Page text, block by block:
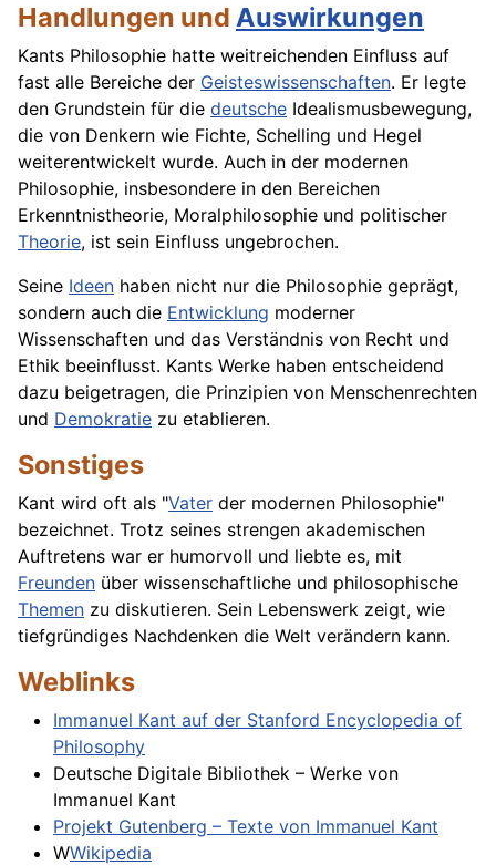
Handlungen und Auswirkungen
Kants Philosophie hatte weitreichenden Einfluss auf
fast alle Bereiche der Geisteswissenschaften. Er legte
den Grundstein für die deutsche Idealismusbewegung,
die von Denkern wie Fichte, Schelling und Hegel
weiterentwickelt wurde. Auch in der modernen
Philosophie, insbesondere in den Bereichen
Erkenntnistheorie, Moralphilosophie und politischer
Theorie, ist sein Einfluss ungebrochen.
Seine Ideen haben nicht nur die Philosophie geprägt,
sondern auch die Entwicklung moderner
Wissenschaften und das Verständnis von Recht und
Ethik beeinflusst. Kants Werke haben entscheidend
dazu beigetragen, die Prinzipien von Menschenrechten
und Demokratie zu etablieren.
Sonstiges
Kant wird oft als "Vater der modernen Philosophie"
bezeichnet. Trotz seines strengen akademischen
Auftretens war er humorvoll und liebte es, mit
Freunden über wissenschaftliche und philosophische
Themen zu diskutieren. Sein Lebenswerk zeigt, wie
tiefgründiges Nachdenken die Welt verändern kann.
Weblinks
Immanuel Kant auf der Stanford Encyclopedia of
Philosophy
Deutsche Digitale Bibliothek – Werke von
Immanuel Kant
Projekt Gutenberg – Texte von Immanuel Kant
WWikipedia